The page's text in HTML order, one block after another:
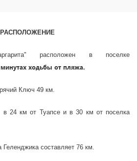
РАСПОЛОЖЕНИЕ
расположен в поселке
ходьбы от пляжа.
Ключ 49 км.
в 24 км от Туапсе и в 30 км от поселка
Геленджика составляет 76 км.